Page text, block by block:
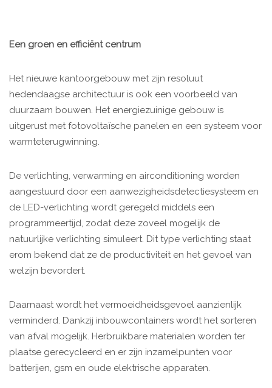
Een groen en efficiënt centrum
Het nieuwe kantoorgebouw met zijn resoluut
hedendaagse architectuur is ook een voorbeeld van
duurzaam bouwen. Het energiezuinige gebouw is
uitgerust met fotovoltaïsche panelen en een systeem voor
warmteterugwinning.
De verlichting, verwarming en airconditioning worden
aangestuurd door een aanwezigheidsdetectiesysteem en
de LED-verlichting wordt geregeld middels een
programmeertijd, zodat deze zoveel mogelijk de
natuurlijke verlichting simuleert. Dit type verlichting staat
erom bekend dat ze de productiviteit en het gevoel van
welzijn bevordert.
Daarnaast wordt het vermoeidheidsgevoel aanzienlijk
verminderd. Dankzij inbouwcontainers wordt het sorteren
van afval mogelijk. Herbruikbare materialen worden ter
plaatse gerecycleerd en er zijn inzamelpunten voor
batterijen, gsm en oude elektrische apparaten.